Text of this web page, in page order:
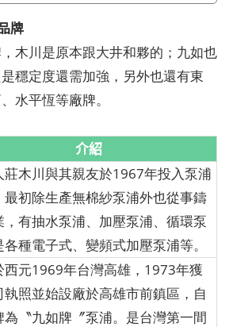
牌
木川是原本跟大井和夥的；九如也
穩定度還需加強，另外也還有東
水平恆等廠牌。
介紹
莊木川與其親友於1967年投入泵浦
最初除生產無棉紗泵浦外也從事鑄
，有抽水泵浦、加壓泵浦、循環泵
種電子式、變頻式加壓泵浦等。
西元1969年台灣高雄，1973年獲
執照並始設廠於高雄市前鎮區，自
為〝九如牌〞泵浦。是台灣第一間